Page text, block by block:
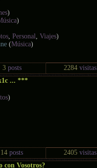
)
)
,Personal ,Viajes)
(Música)
3posts 2284visitas
... ***
)
14 posts 2405visitas
con Vosotros?